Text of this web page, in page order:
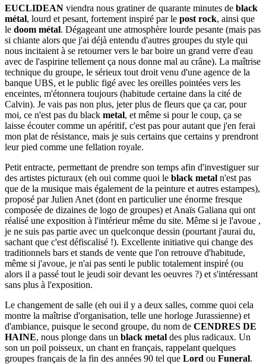
EUCLIDEAN viendra nous gratiner de quarante minutes de black
métal, lourd et pesant, fortement inspiré par le post rock, ainsi que
le doom métal. Dégageant une atmosphère lourde pesante (mais pas
si chiante alors que j'ai déjà entendu d'autres groupes du style qui
nous incitaient à se retourner vers le bar boire un grand verre d'eau
avec de l'aspirine tellement ça nous donne mal au crâne). La maîtrise
technique du groupe, le sérieux tout droit venu d'une agence de la
banque UBS, et le public figé avec les oreilles pointées vers les
enceintes, m'étonnera toujours (habitude certaine dans la cité de
Calvin). Je vais pas non plus, jeter plus de fleurs que ça car, pour
moi, ce n'est pas du black metal, et même si pour le coup, ça se
laisse écouter comme un apéritif, c'est pas pour autant que j'en ferai
mon plat de résistance, mais je suis certains que certains y prendront
leur pied comme une fellation royale.
Petit entracte, permettant de prendre son temps afin d'investiguer sur
des artistes picturaux (eh oui comme quoi le black metal n'est pas
que de la musique mais également de la peinture et autres estampes),
proposé par Julien Anet (dont en particulier une énorme fresque
composée de dizaines de logo de groupes) et Anaïs Galiana qui ont
réalisé une exposition à l'intérieur même du site. Même si je l'avoue ,
je ne suis pas partie avec un quelconque dessin (pourtant j'aurai du,
sachant que c'est défiscalisé !). Excellente initiative qui change des
traditionnels bars et stands de vente que l'on retrouve d'habitude,
même si j'avoue, je n'ai pas senti le public totalement inspiré (ou
alors il a passé tout le jeudi soir devant les oeuvres ?) et s'intéressant
sans plus à l'exposition.
Le changement de salle (eh oui il y a deux salles, comme quoi cela
montre la maîtrise d'organisation, telle une horloge Jurassienne) et
d'ambiance, puisque le second groupe, du nom de CENDRES DE
HAINE, nous plonge dans un black metal des plus radicaux. Un
son un poil poisseux, un chant en français, rappelant quelques
groupes français de la fin des années 90 tel que Lord ou Funeral.